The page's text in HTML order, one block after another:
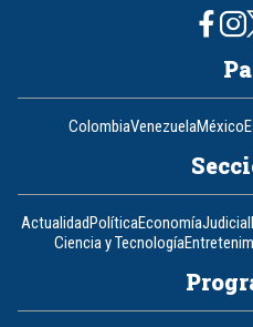
ColombiaVenezuelaMéxico
ActualidadPolíticaEconomíaJudicial
Ciencia y Tecnología